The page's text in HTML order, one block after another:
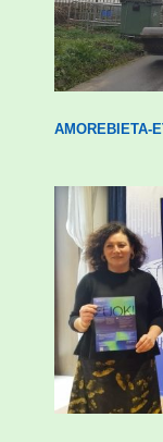
plan
AMOREBIETA-
bultzatu du